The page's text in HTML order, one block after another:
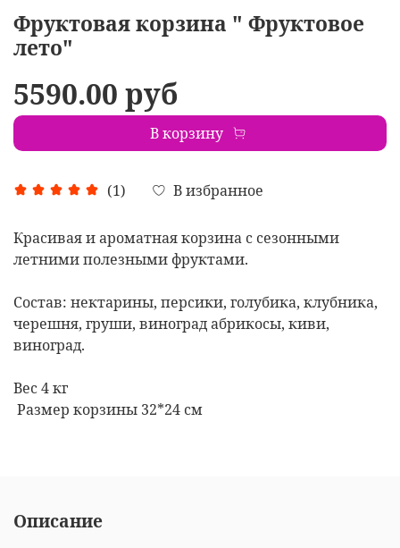
Фруктовая корзина " Фруктовое
лето"
(1) В избранное
5590.00 руб
В корзину
Красивая и ароматная корзина с сезонными
летними полезными фруктами.
Состав: нектарины, персики, голубика, клубника,
черешня, груши, виноград абрикосы, киви,
виноград.
Вес 4 кг
Размер корзины 32*24 см
Описание